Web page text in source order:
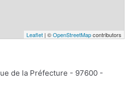
Leaflet | ©OpenStreetMapcontributors
de la Préfecture - 97600 -